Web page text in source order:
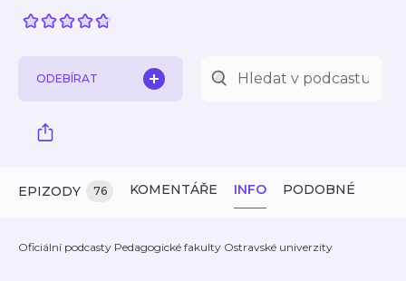
ODEBÍRAT
EPIZODY 76 KOMENTÁŘE INFO PODOBNÉ
Oficiální podcasty Pedagogické fakulty Ostravské univerzity